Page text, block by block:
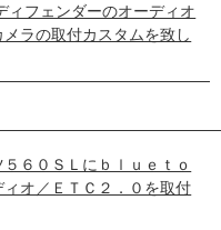
ラの取付カスタムを致し
ィオ／ＥＴＣ２．０を取付